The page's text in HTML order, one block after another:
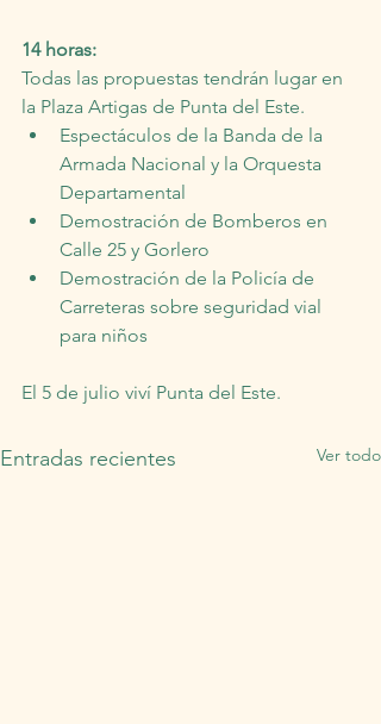
14 horas:
Todas las propuestas tendrán lugar en
la Plaza Artigas de Punta del Este.
Espectáculos de la Banda de la
Armada Nacional y la Orquesta
Departamental
Demostración de Bomberos en
Calle 25 y Gorlero
Demostración de la Policía de
Carreteras sobre seguridad vial
para niños
El 5 de julio viví Punta del Este.
Entradas recientes Ver todo